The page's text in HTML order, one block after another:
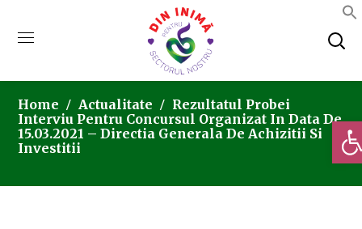
Home Actualitate
Rezultatul Probei
Interviu Pentru Concursul Organizat In Data De
15.03.2021 – Directia Generala De Achizitii Si
Investitii